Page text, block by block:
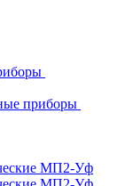
приборы
МП2-Уф